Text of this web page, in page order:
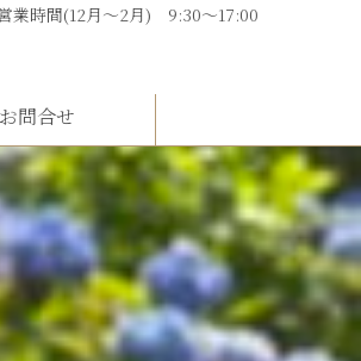
業時間(12月～2月) 9:30～17:00
お問合せ